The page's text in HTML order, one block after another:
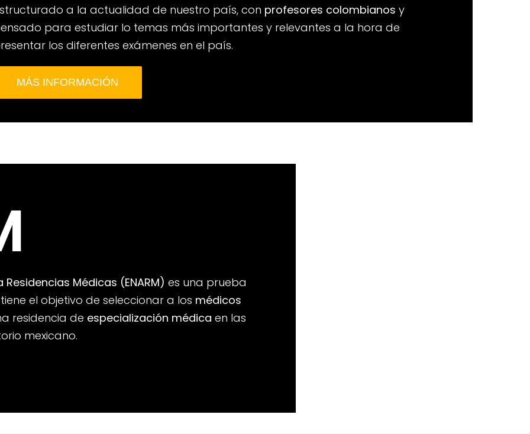
a la actualidad de nuestro país, con profesores colombianos y
para estudiar lo temas más importantes y relevantes a la hora de
los diferentes exámenes en el país.
MÁS INFORMACIÓN
Médicas (ENARM) es una prueba
el objetivo de seleccionar a los médicos
residencia de especialización médica en las
mexicano.